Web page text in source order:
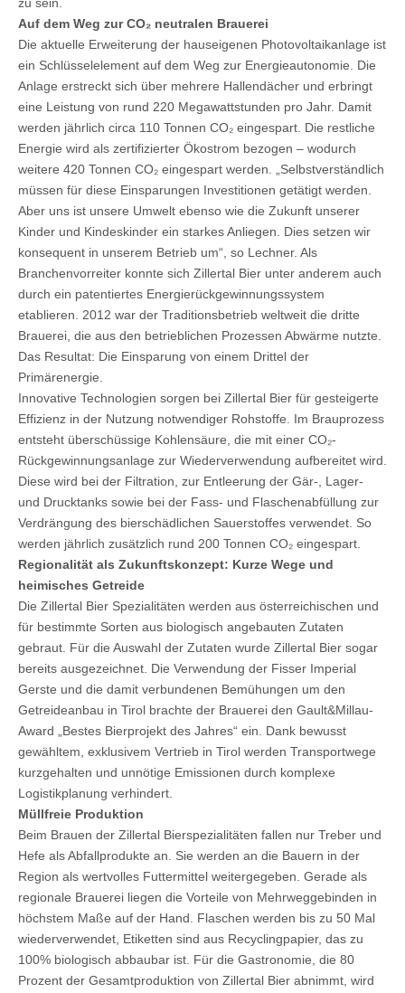
zu sein.
Auf dem Weg zur CO₂ neutralen Brauerei
Die aktuelle Erweiterung der hauseigenen Photovoltaikanlage ist
ein Schlüsselelement auf dem Weg zur Energieautonomie. Die
Anlage erstreckt sich über mehrere Hallendächer und erbringt
eine Leistung von rund 220 Megawattstunden pro Jahr. Damit
werden jährlich circa 110 Tonnen CO₂ eingespart. Die restliche
Energie wird als zertifizierter Ökostrom bezogen – wodurch
weitere 420 Tonnen CO₂ eingespart werden. „Selbstverständlich
müssen für diese Einsparungen Investitionen getätigt werden.
Aber uns ist unsere Umwelt ebenso wie die Zukunft unserer
Kinder und Kindeskinder ein starkes Anliegen. Dies setzen wir
konsequent in unserem Betrieb um“, so Lechner. Als
Branchenvorreiter konnte sich Zillertal Bier unter anderem auch
durch ein patentiertes Energierückgewinnungssystem
etablieren. 2012 war der Traditionsbetrieb weltweit die dritte
Brauerei, die aus den betrieblichen Prozessen Abwärme nutzte.
Das Resultat: Die Einsparung von einem Drittel der
Primärenergie.
Innovative Technologien sorgen bei Zillertal Bier für gesteigerte
Effizienz in der Nutzung notwendiger Rohstoffe. Im Brauprozess
entsteht überschüssige Kohlensäure, die mit einer CO₂-
Rückgewinnungsanlage zur Wiederverwendung aufbereitet wird.
Diese wird bei der Filtration, zur Entleerung der Gär-, Lager-
und Drucktanks sowie bei der Fass- und Flaschenabfüllung zur
Verdrängung des bierschädlichen Sauerstoffes verwendet. So
werden jährlich zusätzlich rund 200 Tonnen CO₂ eingespart.
Regionalität als Zukunftskonzept: Kurze Wege und
heimisches Getreide
Die Zillertal Bier Spezialitäten werden aus österreichischen und
für bestimmte Sorten aus biologisch angebauten Zutaten
gebraut. Für die Auswahl der Zutaten wurde Zillertal Bier sogar
bereits ausgezeichnet. Die Verwendung der Fisser Imperial
Gerste und die damit verbundenen Bemühungen um den
Getreideanbau in Tirol brachte der Brauerei den Gault&Millau-
Award „Bestes Bierprojekt des Jahres“ ein. Dank bewusst
gewähltem, exklusivem Vertrieb in Tirol werden Transportwege
kurzgehalten und unnötige Emissionen durch komplexe
Logistikplanung verhindert.
Müllfreie Produktion
Beim Brauen der Zillertal Bierspezialitäten fallen nur Treber und
Hefe als Abfallprodukte an. Sie werden an die Bauern in der
Region als wertvolles Futtermittel weitergegeben. Gerade als
regionale Brauerei liegen die Vorteile von Mehrweggebinden in
höchstem Maße auf der Hand. Flaschen werden bis zu 50 Mal
wiederverwendet, Etiketten sind aus Recyclingpapier, das zu
100% biologisch abbaubar ist. Für die Gastronomie, die 80
Prozent der Gesamtproduktion von Zillertal Bier abnimmt, wird